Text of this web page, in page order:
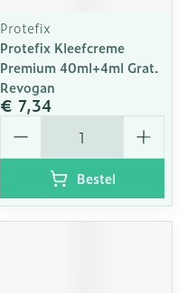
Protefix
Protefix Kleefcreme
Premium 40ml+4ml Grat.
Revogan
€ 7,34
Aantal
Bestel